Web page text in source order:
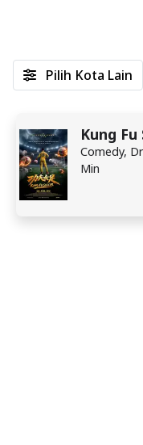
Kung Fu
Comedy,
Min
Pilih Kota Lain